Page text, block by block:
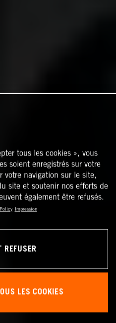
tous les cookies », vous
soient enregistrés sur votre
votre navigation sur le site,
site et soutenir nos efforts de
également être refusés.
Impression
REFUSER
LES COOKIES